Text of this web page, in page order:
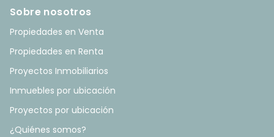
Sobre nosotros
Propiedades en Venta
Propiedades en Renta
Proyectos Inmobiliarios
Inmuebles por ubicación
Proyectos por ubicación
¿Quiénes somos?